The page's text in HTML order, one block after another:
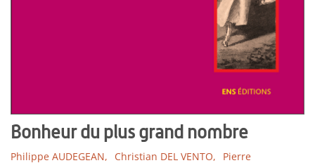
Bonheur du plus grand nombre
Philippe AUDEGEAN, Christian DEL VENTO,
Pierre